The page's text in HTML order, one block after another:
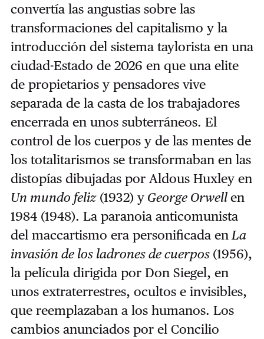
convertía las angustias sobre las
transformaciones del capitalismo y la
introducción del sistema taylorista en una
ciudad-Estado de 2026 en que una elite
de propietarios y pensadores vive
separada de la casta de los trabajadores
encerrada en unos subterráneos. El
control de los cuerpos y de las mentes de
los totalitarismos se transformaban en las
distopías dibujadas por Aldous Huxley en
Un mundo feliz(1932) yGeorge Orwellen
1984 (1948). La paranoia anticomunista
del maccartismo era personificada en La
invasión de los ladrones de cuerpos (1956),
la película dirigida por Don Siegel, en
unos extraterrestres, ocultos e invisibles,
que reemplazaban a los humanos. Los
cambios anunciados por el Concilio